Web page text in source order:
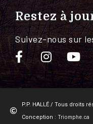
Restez à
Suivez-nous sur
P.P. HALLÉ / Tous droits
Conception : Triomphe.ca